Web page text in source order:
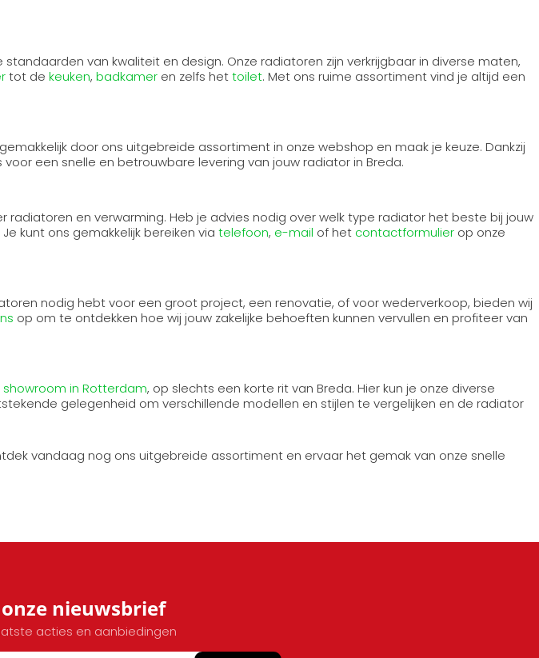
van kwaliteit en design. Onze radiatoren zijn verkrijgbaar in diverse maten,
tot de keuken, badkamer en zelfs hettoilet. Met ons ruime assortiment vind je altijd een
door ons uitgebreide assortiment in onze webshop en maak je keuze. Dankzij
een snelle en betrouwbare levering van jouw radiator in Breda.
en verwarming. Heb je advies nodig over welk type radiator het beste bij jouw
kunt ons gemakkelijk bereiken via telefoon, e-mail of het contactformulier op onze
nodig hebt voor een groot project, een renovatie, of voor wederverkoop, bieden wij
op om te ontdekken hoe wij jouw zakelijke behoeften kunnen vervullen en profiteer van
showroom in Rotterdam, op slechts een korte rit van Breda. Hier kun je onze diverse
gelegenheid om verschillende modellen en stijlen te vergelijken en de radiator
vandaag nog ons uitgebreide assortiment en ervaar het gemak van onze snelle
nieuwsbrief
acties en aanbiedingen